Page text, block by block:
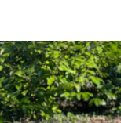
de
integratie
van
Oekraïense